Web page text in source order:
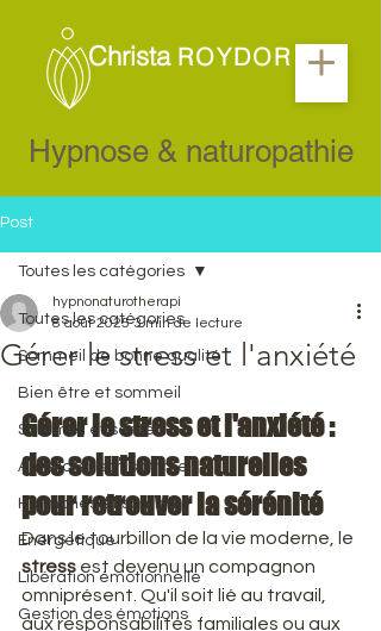
Christa ROYDOR
Hypnose & naturopathie
Post
Toutes les catégories
Sommeil de bonne qualité
Bien être et sommeil
Sommeil et santé
Améliorer son sommeil
Hormones et sommeil
Energétique
Libération émotionnelle
Gestion des émotions
Toutes les catégories
Gérer le stress et l'anxiété
hypnonaturotherapi
8 août 2025 3 min de lecture
Gérer le stress et l'anxiété :
des solutions naturelles
pour retrouver la sérénité
Dans le tourbillon de la vie moderne, le
stress est devenu un compagnon
omniprésent. Qu'il soit lié au travail,
aux responsabilités familiales ou aux